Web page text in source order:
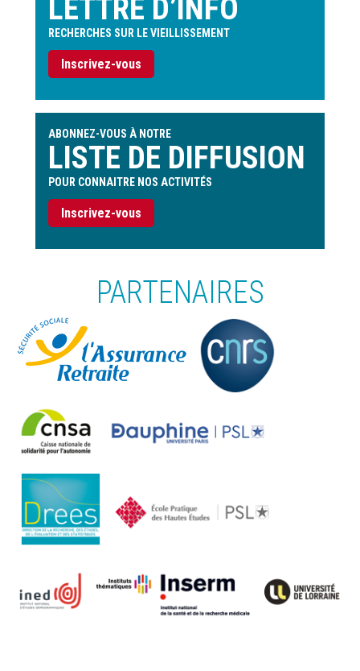
LETTRE D’INFO
RECHERCHES SUR LE VIEILLISSEMENT
Inscrivez-vous
ABONNEZ-VOUS À NOTRE
LISTE DE DIFFUSION
POUR CONNAITRE NOS ACTIVITÉS
Inscrivez-vous
PARTENAIRES